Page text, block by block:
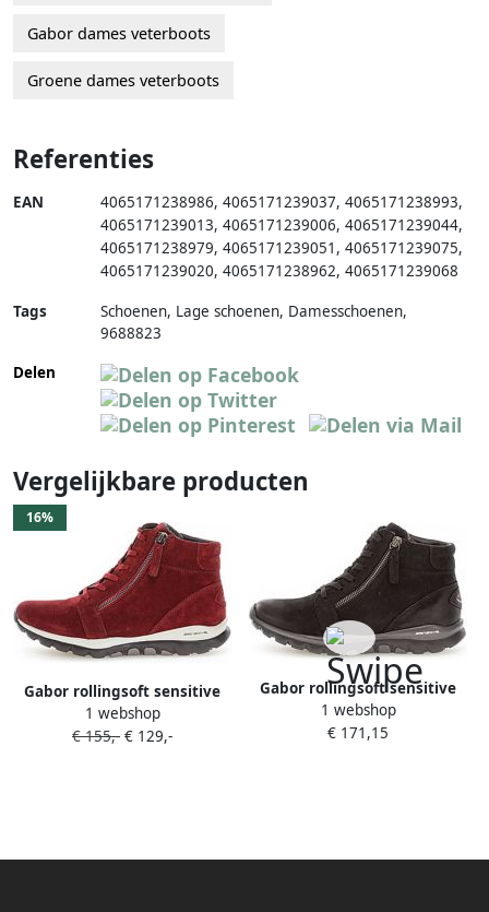
Gabor dames veterboots
Groene dames veterboots
Referenties
EAN 4065171238986, 4065171239037, 4065171238993,
4065171239013, 4065171239006, 4065171239044,
4065171238979, 4065171239051 , 4065171239075,
4065171239020, 4065171238962, 4065171239068
Tags
Schoenen, Lage schoenen, Damesschoenen,
9688823
Delen
Vergelijkbare producten
16%
Gabor rollingsoft sensitive
96.868.38 dames rollende
wandelsneaker rood
1 webshop
€ 155,- € 129,-
Gabor rollingsoft sensitive
96.868.47 dames rollende
wandelsneaker zwart
1 webshop
€ 171,15